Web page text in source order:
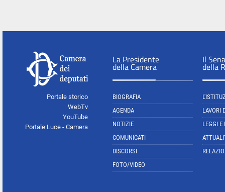
Portale storico
WebTv
YouTube
Portale Luce - Camera
La Presidente
della Camera
BIOGRAFIA
AGENDA
NOTIZIE
COMUNICATI
DISCORSI
FOTO/VIDEO
Il
della
LAVORI
LEGGI E